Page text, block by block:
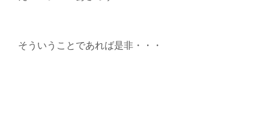
そういうことであれば是非・・・